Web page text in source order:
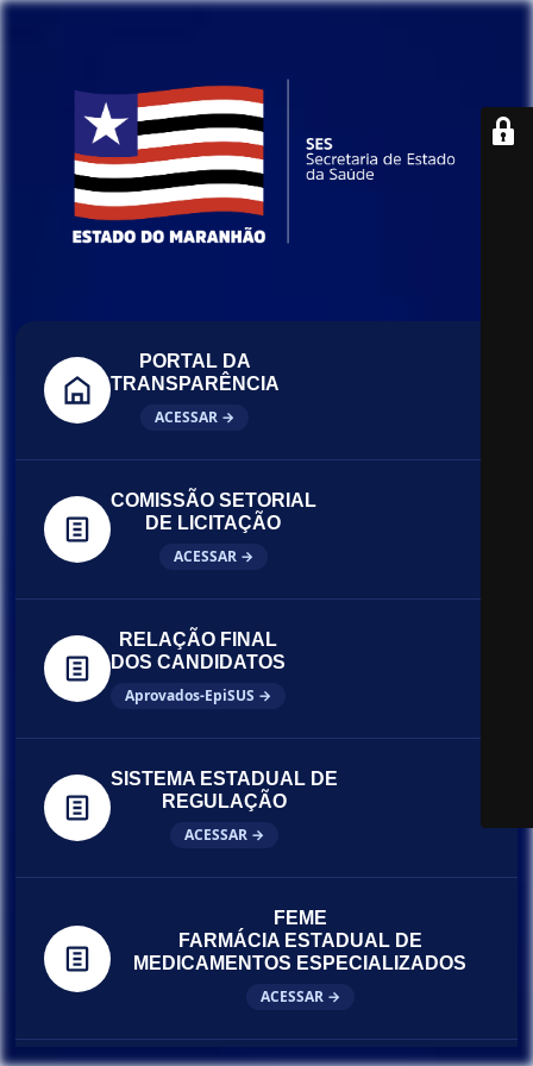
PORTAL DA
TRANSPARÊNCIA
ACESSAR →
COMISSÃO SETORIAL
DE LICITAÇÃO
ACESSAR →
RELAÇÃO FINAL
DOS CANDIDATOS
Aprovados-EpiSUS →
SISTEMA ESTADUAL DE
REGULAÇÃO
ACESSAR →
FEME
FARMÁCIA ESTADUAL DE
MEDICAMENTOS ESPECIALIZADOS
ACESSAR →